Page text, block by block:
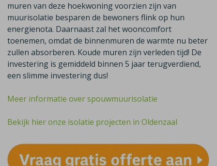
muren van deze hoekwoning voorzien zijn van
muurisolatie besparen de bewoners flink op hun
energienota. Daarnaast zal het wooncomfort
toenemen, omdat de binnenmuren de warmte nu beter
zullen absorberen. Koude muren zijn verleden tijd! De
investering is gemiddeld binnen 5 jaar terugverdiend,
een slimme investering dus!
Meer informatie over spouwmuurisolatie
Bekijk hier onze isolatie projecten in Oldenzaal